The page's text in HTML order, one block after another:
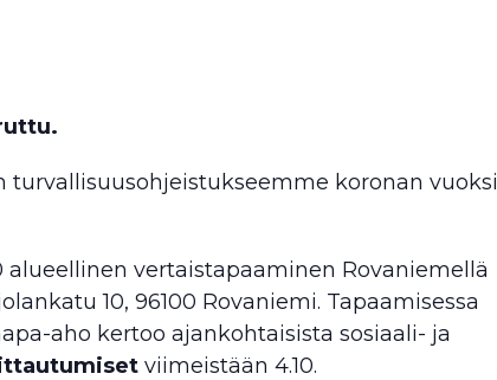
koronan vuoksi
alueellinen vertaistapaaminen Rovaniemellä
10, 96100 Rovaniemi. Tapaamisessa
aho kertoo ajankohtaisista sosiaali- ja
viimeistään 4.10.